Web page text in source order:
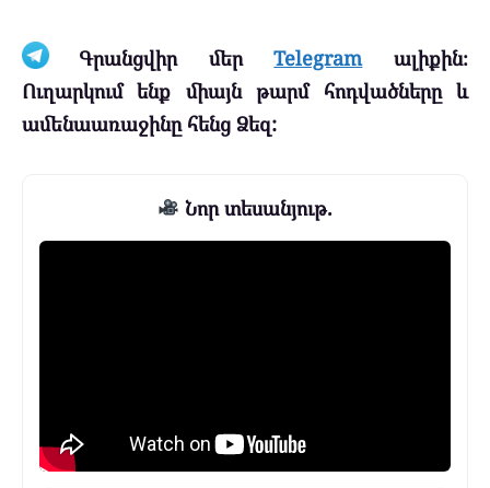
Գրանցվիր մերTelegramալիքին։
Ուղարկում ենք միայն թարմ հոդվածները և
ամենաառաջինը հենց Ձեզ:
Նոր տեսանյութ.